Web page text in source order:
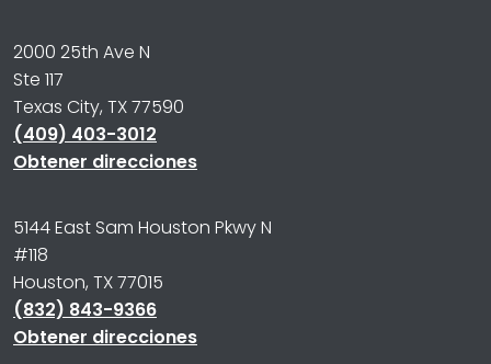
2000 25th Ave N
Ste 117
Texas City, TX 77590
(409) 403-3012
Obtener direcciones
5144 East Sam Houston Pkwy N
#118
Houston, TX 77015
(832) 843-9366
Obtener direcciones